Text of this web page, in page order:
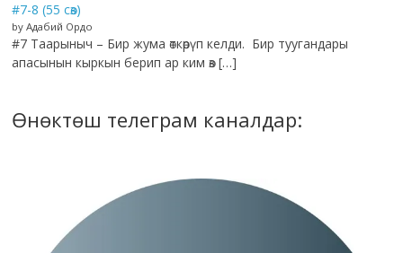
#7-8 (55 сөз)
by Адабий Ордо
#7 Таарыныч – Бир жума өткөрүп келди. Бир туугандары
апасынын кыркын берип ар ким өз […]
Өнөктөш телеграм каналдар: